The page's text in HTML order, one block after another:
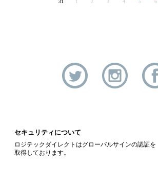
セキュリティについて
ロジテックダイレクトはグローバルサインの認証を
取得しております。